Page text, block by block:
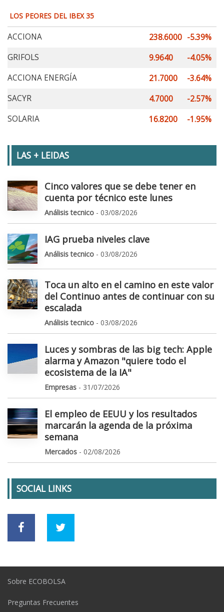
LOS PEORES DEL IBEX 35
ACCIONA 238.6000 -5.39%
GRIFOLS
9.9640
-4.05%
ACCIONA ENERGÍA
21.7000
-3.64%
SACYR
4.7000
-2.57%
SOLARIA
16.8200 -1.95%
LAS + LEIDAS
Cinco valores que se debe tener en
cuenta por técnico este lunes
Análisis tecnico - 03/08/2026
IAG prueba niveles clave
Análisis tecnico - 03/08/2026
Toca un alto en el camino en este valor
del Continuo antes de continuar con su
escalada
Análisis tecnico - 03/08/2026
Luces y sombras de las big tech: Apple
alarma y Amazon "quiere todo el
ecosistema de la IA"
Empresas - 31/07/2026
El empleo de EEUU y los resultados
marcarán la agenda de la próxima
semana
Mercados - 02/08/2026
SOCIAL LINKS
Sobre ECOBOLSA
Preguntas Frecuentes